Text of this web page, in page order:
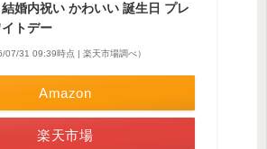
婚内祝い かわいい 誕生日 プレ
トデー
07/31 09:39時点 | 楽天市場調べ）
Amazon
楽天市場